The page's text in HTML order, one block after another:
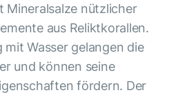
Mineralsalze nützlicher
aus Reliktkorallen.
mit Wasser gelangen die
und können seine
fördern. Der